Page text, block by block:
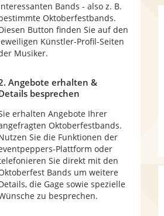
Bands - also z. B.
Oktoberfestbands.
Button finden Sie auf den
Künstler-Profil-Seiten
Musiker.
Angebote erhalten &
besprechen
erhalten Angebote Ihrer
Oktoberfestbands.
Sie die Funktionen der
Plattform oder
Sie direkt mit den
Bands um weitere
die Gage sowie spezielle
zu besprechen.